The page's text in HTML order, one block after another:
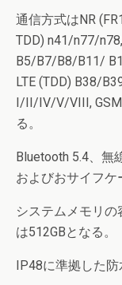
通信方式はNR
TDD) n41/n77/
B5/B7/B8/B11/
LTE (TDD) B38/
I/II/IV/V/VIII,
る。
Bluetooth 5.4、無
およびおサイフケ
システムメモリ
は512GBとなる。
IP48に準拠した防